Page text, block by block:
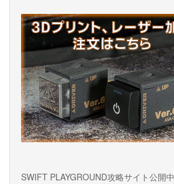
ン
SWIFT PLAYGROUND攻略サイト公開中